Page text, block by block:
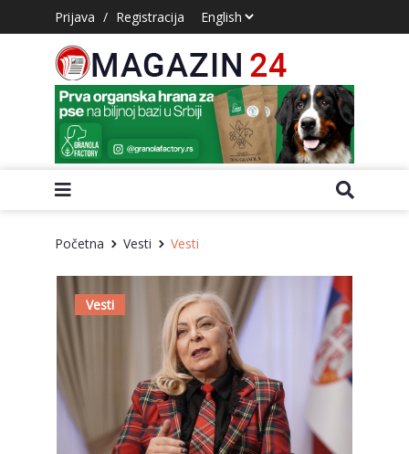
Prijava / Registracija
Početna Vesti Vesti
Vesti